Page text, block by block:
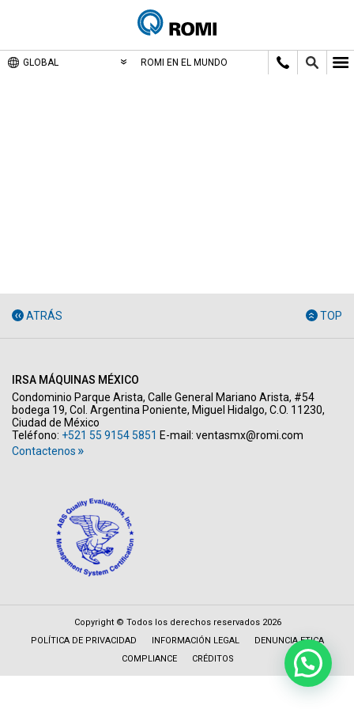
GLOBAL ROMI EN EL MUNDO
ATRÁS TOP
IRSA MÁQUINAS MÉXICO
Condominio Parque Arista, Calle General Mariano Arista, #54
bodega 19, Col. Argentina Poniente, Miguel Hidalgo, C.O. 11230,
Ciudad de México
Teléfono: +521 55 9154 5851 E-mail: ventasmx@romi.com
Contactenos
Copyright © Todos los derechos reservados 2026
POLÍTICA DE PRIVACIDAD
INFORMACIÓN LEGAL
DENUNCIA ETICA
COMPLIANCE
CRÉDITOS